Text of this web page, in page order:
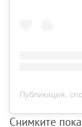
Снимките